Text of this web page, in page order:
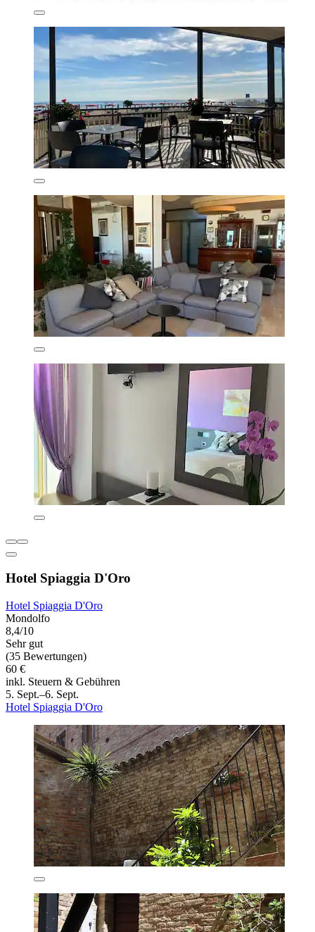
Hotel Spiaggia D'Oro
Hotel Spiaggia D'Oro
Mondolfo
8,4/10
Sehr gut
(35 Bewertungen)
60 €
inkl. Steuern & Gebühren
5. Sept.–6. Sept.
Hotel Spiaggia D'Oro